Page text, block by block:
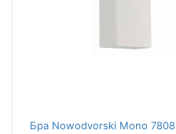
Бра Nowodvorski Mono 7808